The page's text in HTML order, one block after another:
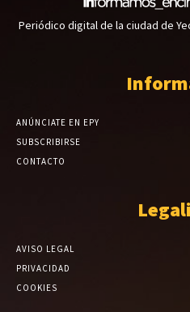
Periódico digital de la ciudad de
ANÚNCIATE EN EPY
SUBSCRIBIRSE
CONTACTO
AVISO LEGAL
PRIVACIDAD
COOKIES